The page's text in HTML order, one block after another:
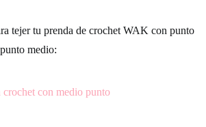
tejer tu prenda de crochetWAK con punto
medio: